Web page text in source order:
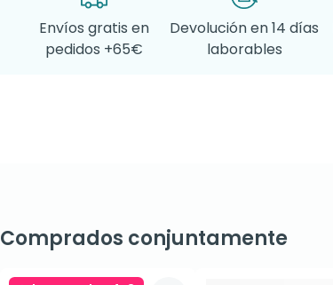
Envíos gratis en
pedidos +65€
Devolución en 14 días
laborables
Comprados conjuntamente